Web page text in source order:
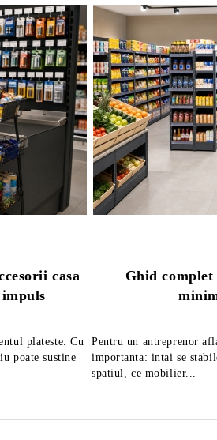
casa
plateste. Cu
poate sustine
Ghid
Pentru un antreprenor
importanta: intai se
spatiul, ce mobilier...